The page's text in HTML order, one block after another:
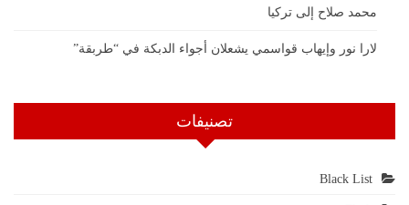
محمد صلاح إلى تركيا
لارا نور وإيهاب قواسمي يشعلان أجواء الدبكة في “طربقة”
تصنيفات
Black List